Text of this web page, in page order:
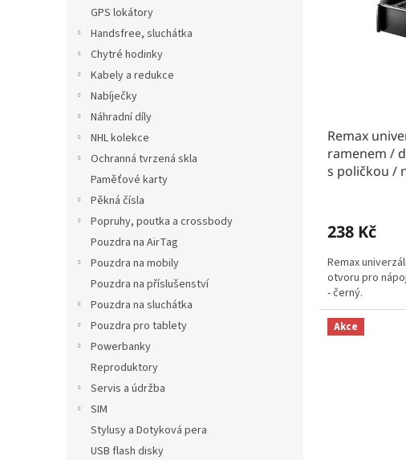
GPS lokátory
Handsfree, sluchátka
Chytré hodinky
Kabely a redukce
Nabíječky
Náhradní díly
NHL kolekce
Ochranná tvrzená skla
Paměťové karty
Pěkná čísla
Popruhy, poutka a crossbody
Pouzdra na AirTag
Pouzdra na mobily
Pouzdra na příslušenství
Pouzdra na sluchátka
Pouzdra pro tablety
Powerbanky
Reproduktory
Servis a údržba
SIM
Stylusy a Dotyková pera
USB flash disky
Remax
ramenem /
s poličkou /
238 Kč
Remax
otvoru pro
- černý.
Akce